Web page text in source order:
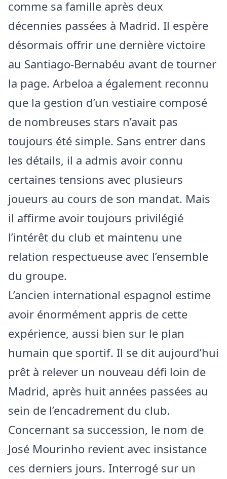
comme sa famille après deux
décennies passées à Madrid. Il espère
désormais offrir une dernière victoire
au Santiago-Bernabéu avant de tourner
la page. Arbeloa a également reconnu
que la gestion d’un vestiaire composé
de nombreuses stars n’avait pas
toujours été simple. Sans entrer dans
les détails, il a admis avoir connu
certaines tensions avec plusieurs
joueurs au cours de son mandat. Mais
il affirme avoir toujours privilégié
l’intérêt du club et maintenu une
relation respectueuse avec l’ensemble
du groupe.
L’ancien international espagnol estime
avoir énormément appris de cette
expérience, aussi bien sur le plan
humain que sportif. Il se dit aujourd’hui
prêt à relever un nouveau défi loin de
Madrid, après huit années passées au
sein de l’encadrement du club.
Concernant sa succession, le nom de
José Mourinho revient avec insistance
ces derniers jours. Interrogé sur un